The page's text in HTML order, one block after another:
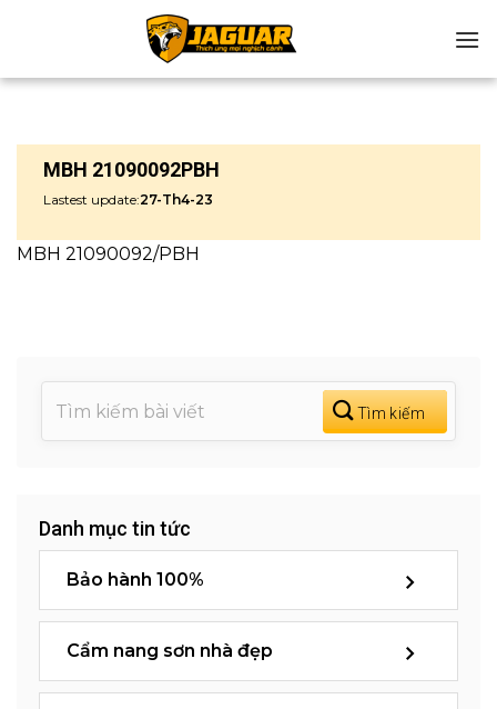
MBH 21090092PBH
Lastest update:27-Th4-23
MBH 21090092/PBH
Danh mục tin tức
Bảo hành 100%
Cẩm nang sơn nhà đẹp